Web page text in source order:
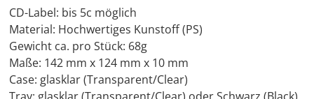
CD-Label: bis 5c möglich
Material: Hochwertiges Kunstoff (PS)
Gewicht ca. pro Stück: 68g
Maße: 142 mm x 124 mm x 10 mm
Case: glasklar (Transparent/Clear)